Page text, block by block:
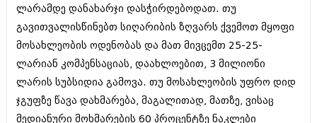
ლარამდე დანახარჯი დასჭირდებოდათ. თუ
გავითვალისწინებთ სიღარიბის ზღვარს ქვემოთ მყოფი
მოსახლეობის ოდენობას და მათ მივცემთ 25-25-
ლარიან კომპენსაციას, დაახლოებით, 3 მილიონი
ლარის სუბსიდია გამოვა. თუ მოსახლეობის უფრო დიდ
ჯგუფზე წავა დახმარება, მაგალითად, მათზე, ვისაც
მედიანური მოხმარების 60 პროცენტზე ნაკლები